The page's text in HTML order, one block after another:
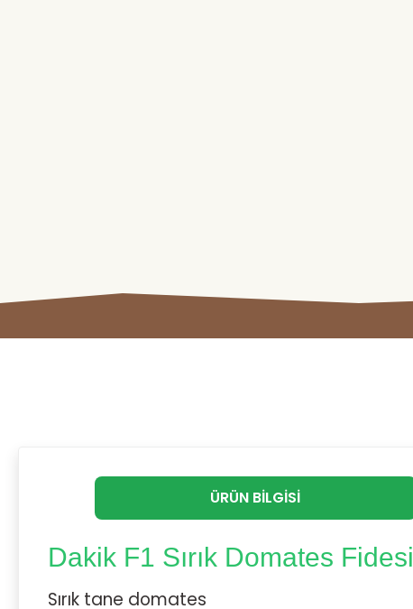
ÜRÜN BILGISI
Dakik F1 Sırık Domates Fidesi
Sırık tane domates